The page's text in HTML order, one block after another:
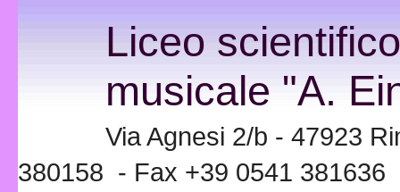
Liceo
musicale "A.
Via Agnesi 2/b - 47923
380158 - Fax +39 0541 381636